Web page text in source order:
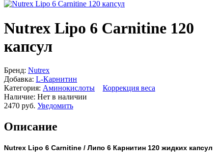
Nutrex Lipo 6 Carnitine 120
капсул
Бренд: Nutrex
Добавка: L-Карнитин
Категория: Аминокислоты
Коррекция веса
Наличие: Нет в наличии
2470 руб. Уведомить
Описание
Nutrex Lipo 6 Carnitine / Липо 6 Карнитин 120 жидких капсул